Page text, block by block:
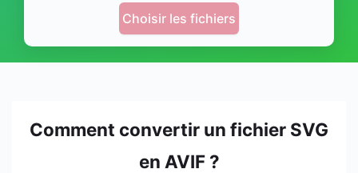
Choisir les fichiers
Comment convertir un fichier SVG
en AVIF ?